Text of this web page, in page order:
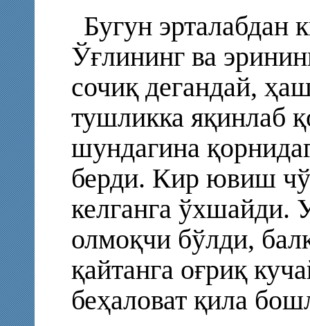
Бугун эрталабдан
Ўғлининг ва
сочиқ дегандай,
тушликка яқинлаб
шундагина
берди. Кир ювиш
келганга ўхшайди.
олмоқчи бўлди,
қайтанга оғриқ
беҳаловат қила